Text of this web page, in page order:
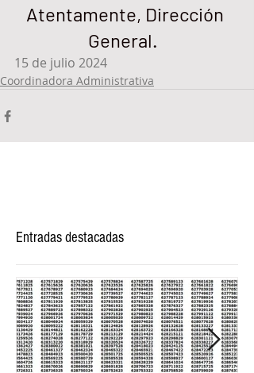
Atentamente, Dirección
General.
15 de julio 2024
Coordinadora Administrativa
Entradas destacadas